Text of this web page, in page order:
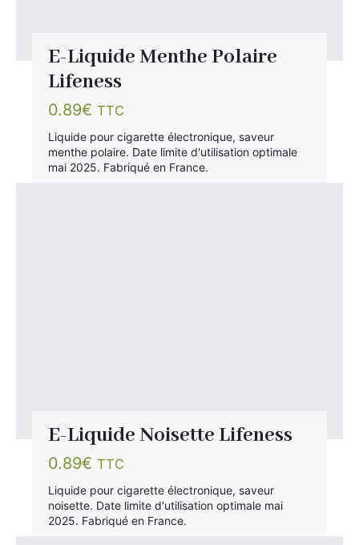
E-Liquide Menthe Polaire
Lifeness
0.89€ TTC
Liquide pour cigarette électronique, saveur
menthe polaire. Date limite d'utilisation optimale
mai 2025. Fabriqué en France.
E-Liquide Noisette Lifeness
0.89€ TTC
Liquide pour cigarette électronique, saveur
noisette. Date limite d'utilisation optimale mai
2025. Fabriqué en France.